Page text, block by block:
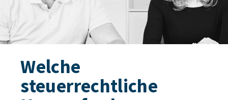
Welche
steuerrechtliche